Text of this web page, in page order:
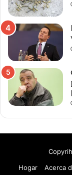
Hogar
Acerca